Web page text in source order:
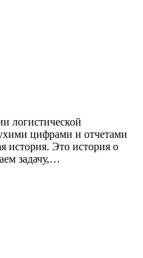
логистической
цифрами и отчетами
история. Это история о
задачу,…